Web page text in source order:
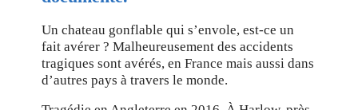
Un chateau gonflable qui s’envole, est-ce un
fait avérer ? Malheureusement des accidents
tragiques sont avérés, en France mais aussi dans
d’autres pays à travers le monde.